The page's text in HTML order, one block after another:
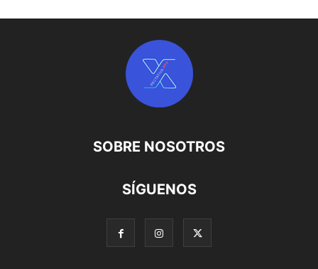
SOBRE NOSOTROS
SÍGUENOS